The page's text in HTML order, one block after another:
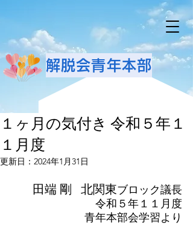
解脱会青年本部
１ヶ月の気付き 令和５年１
１月度
更新日： 2024年1月31日
田端 剛	北関東ブロック議長
令和５年１１月度
青年本部会学習より